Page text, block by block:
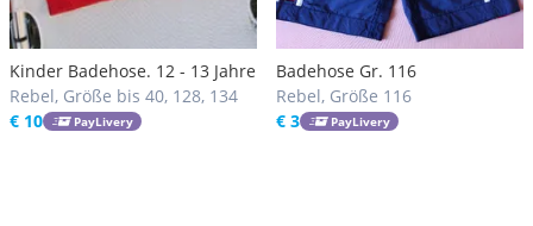
Kinder Badehose. 12 - 13 Jahre
Rebel, Größe bis 40, 128, 134
€ 10
PayLivery
Badehose Gr. 116
Rebel, Größe 116
€ 3
PayLivery